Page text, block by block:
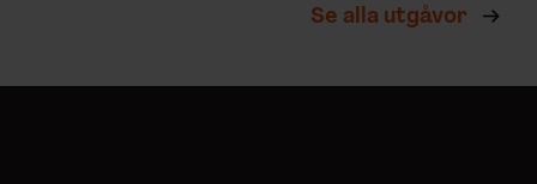
Se alla utgåvor